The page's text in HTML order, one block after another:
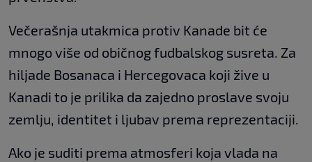
Večerašnja utakmica protiv Kanade bit će
mnogo više od običnog fudbalskog susreta. Za
hiljade Bosanaca i Hercegovaca koji žive u
Kanadi to je prilika da zajedno proslave svoju
zemlju, identitet i ljubav prema reprezentaciji.
Ako je suditi prema atmosferi koja vlada na